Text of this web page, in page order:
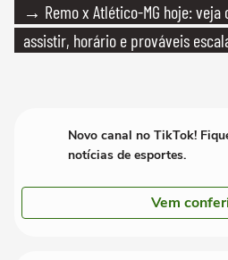
→ Remo x Atlético-MG hoje: veja
assistir, horário e prováveis
Novo canal no TikTok!
notícias de esportes.
Vem